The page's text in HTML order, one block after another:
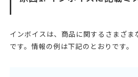
インボイスは、商品に関するさまざま
です。情報の例は下記のとおりです。